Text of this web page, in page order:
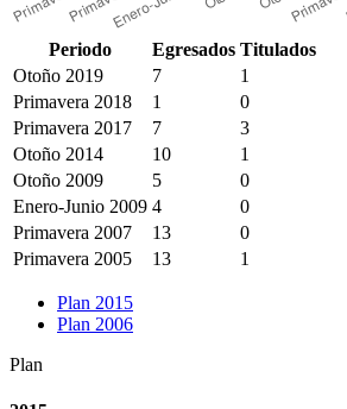
Periodo Egresados Titulados
Otoño 2019
7
1
Primavera 2018
1
0
Primavera 2017
7
3
Otoño 2014
10
1
Otoño 2009
5
0
Enero-Junio 2009 4
0
Primavera 2007
13
0
Primavera 2005
13 1
Plan 2015
Plan 2006
Plan